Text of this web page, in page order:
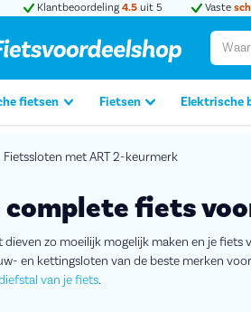
Klantbeoordeling 4.5 uit 5 Vaste
fietsen Fietsen Elektrische
Fietssloten met ART 2-keurmerk
complete fiets
dieven zo moeilijk mogelijk maken en je
en kettingsloten van de beste merken
van je fiets.